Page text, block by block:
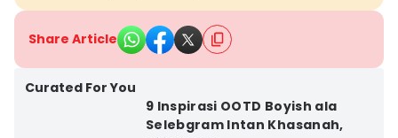
Share Article
Curated For You
9 Inspirasi OOTD Boyish ala
Selebgram Intan Khasanah,